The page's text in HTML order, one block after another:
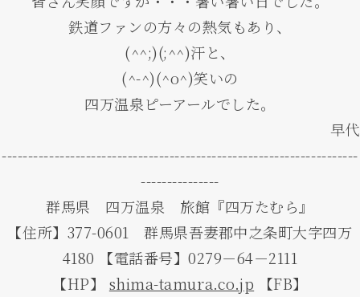
鉄道ファンの方々の熱気もあり、
(^^;)(;^^)汗と、
(^-^)(^o^)笑いの
四万温泉ピーアールでした。
早代
--------------------------------------------------------------------
---------------
群馬県 四万温泉 旅館『四万たむら』
【住所】377-0601 群馬県吾妻郡中之条町大字四万
4180 【電話番号】0279－64－2111
【HP】 shima-tamura.co.jp 【FB】